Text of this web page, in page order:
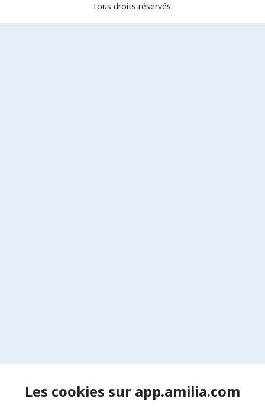
Tous droits réservés.
Les cookies sur app.amilia.com